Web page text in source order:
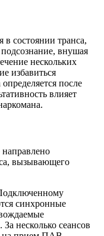
в состоянии транса,
подсознание, внушая
нескольких
избавиться
после
влияет
направлено
вызывающего
синхронные
несколько сеансов